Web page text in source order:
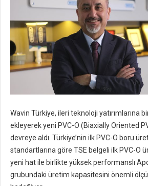
Wavin Türkiye, ileri teknoloji yatırımlarına
ekleyerek yeni PVC-O (Biaxially Oriented
devreye aldı. Türkiye’nin ilk PVC-O boru
standartlarına göre TSE belgeli ilk PVC-O
yeni hat ile birlikte yüksek performanslı
grubundaki üretim kapasitesini önemli